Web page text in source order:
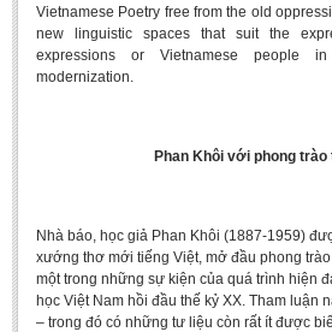
Theater and Film
Culture - History - Philosophy
Modernization process in Japanese
East-Asian region
Studies on Sinology & Nom
Vietnamese Poetry free from the old
new linguistic spaces that suit the
expressions or Vietnamese people
modernization.
Phan Khôi với phong
Nhà báo, học giả Phan Khôi (1887-1959)
xướng thơ mới tiếng Việt, mở đầu phong
một trong những sự kiện của quá trình hiện
học Việt Nam hồi đầu thế kỷ XX. Tham luận
‒ trong đó có những tư liệu còn rất ít được